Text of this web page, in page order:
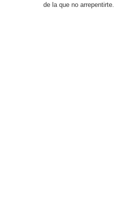
de la que no arrepentirte.